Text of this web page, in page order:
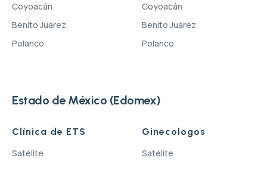
Coyoacán
Benito Juárez
Polanco
Coyoacán
Benito Juárez
Polanco
Estado de México (Edomex)
Clínica de ETS
Satélite
Ginecologos
Satélite